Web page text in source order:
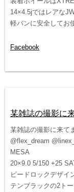
14×4.5jではレアな
軽バンに安全してお
Facebook
某雑誌の撮影に
某雑誌の撮影に来て
@flex_dream
MESA
20×9.0 5/150 +25
ビードロックデザイ
テンブラックの2ト